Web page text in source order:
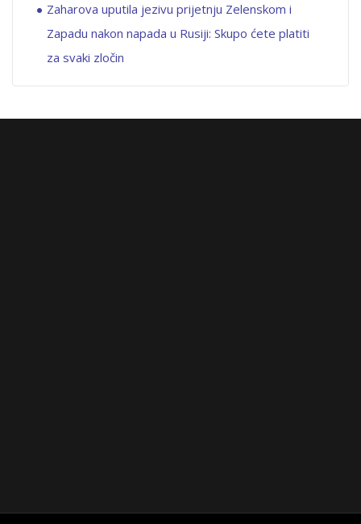
Zaharova uputila jezivu prijetnju Zelenskom i
Zapadu nakon napada u Rusiji: Skupo ćete platiti
za svaki zločin